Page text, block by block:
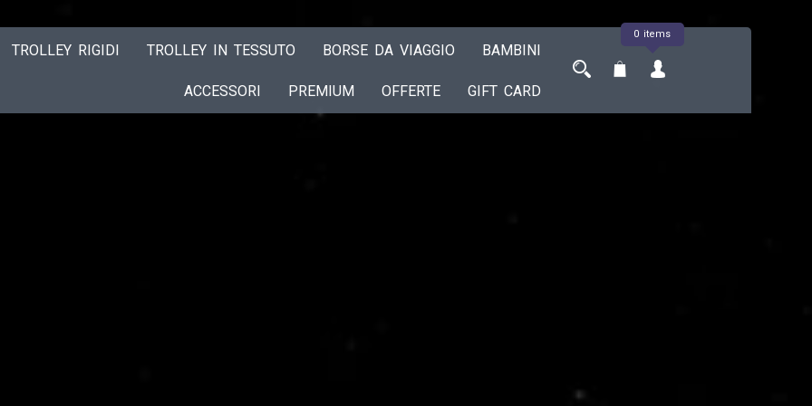
TROLLEY RIGIDI TROLLEY IN TESSUTO BORSE DA VIAGGIO BAMBINI
ACCESSORI PREMIUM OFFERTE GIFT CARD
0 items